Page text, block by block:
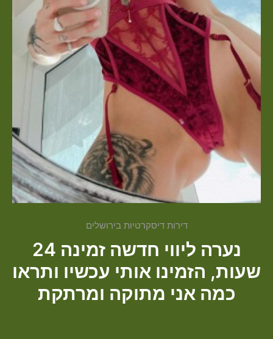
דירות דיסקרטיות בירושלים
נערה ליווי חדשה זמינה 24
שעות, הזמינו אותי עכשיו ותראו
כמה אני מתוקה ומרתקת